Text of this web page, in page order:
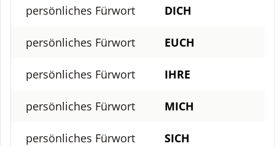
persönliches Fürwort DICH
persönliches Fürwort EUCH
persönliches Fürwort IHRE
persönliches Fürwort MICH
persönliches Fürwort SICH